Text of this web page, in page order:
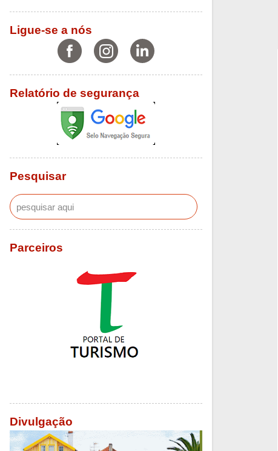
Ligue-se a nós
Relatório de segurança
Pesquisar
Parceiros
Divulgação